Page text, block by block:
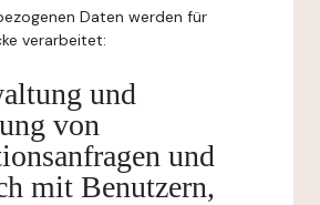
Daten werden für
verarbeitet:
und
von
und
mit Benutzern,